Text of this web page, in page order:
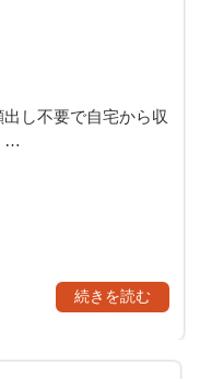
し不要で自宅から収
…
続きを読む